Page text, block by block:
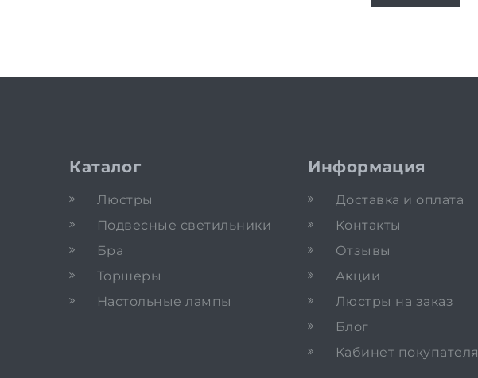
Каталог
Люстры
Подвесные светильники
Бра
Торшеры
Настольные лампы
Информация
Доставка и оплата
Контакты
Отзывы
Акции
Люстры на заказ
Блог
Кабинет покупателя